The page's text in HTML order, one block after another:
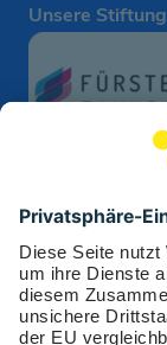
Unsere Stiftung
Soziale Medien